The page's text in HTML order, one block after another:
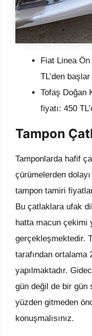
Fiat Linea
TL’den başlar
Tofaş Doğan
fiyatı: 450
Tampon
Tamponlarda hafif
çürümelerden
tampon tamiri
Bu çatlaklara ufak
hatta macun çekimi
gerçekleşmektedir.
tarafından
yapılmaktadır.
gün değil de bir gün
yüzden gitmeden
konuşmalısınız.